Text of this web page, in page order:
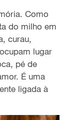
Como
do milho em
curau,
lugar
pé de
É uma
ligada à